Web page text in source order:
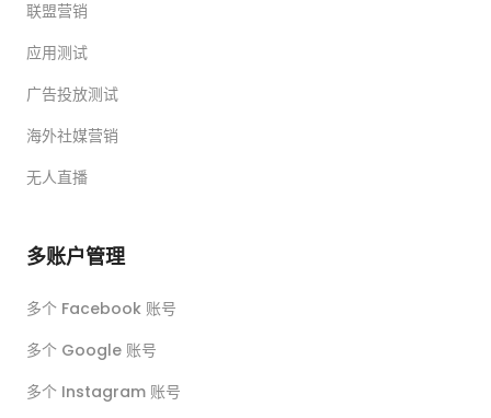
联盟营销
应用测试
广告投放测试
海外社媒营销
无人直播
多账户管理
多个 Facebook 账号
多个 Google 账号
多个 Instagram 账号